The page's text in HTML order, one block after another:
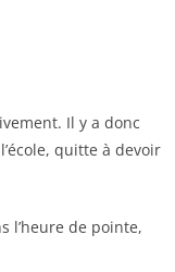
Il y a donc
quitte à devoir
l’heure de pointe,